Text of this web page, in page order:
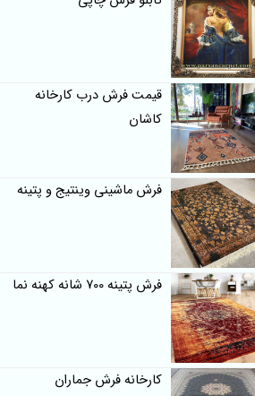
قیمت فرش درب کارخانه
کاشان
فرش ماشینی وینتیج و پتینه
فرش پتینه 700 شانه کهنه نما
کارخانه فرش جماران